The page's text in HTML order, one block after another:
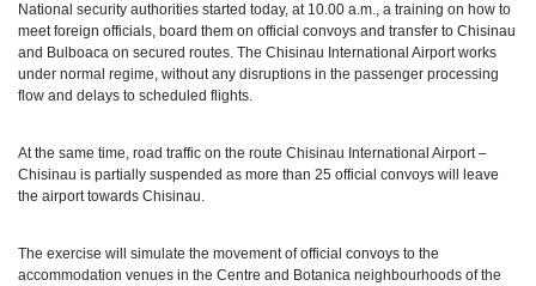
National security authorities started today, at 10.00 a.m., a training on how to
meet foreign officials, board them on official convoys and transfer to Chisinau
and Bulboaca on secured routes. The Chisinau International Airport works
under normal regime, without any disruptions in the passenger processing
flow and delays to scheduled flights.
At the same time, road traffic on the route Chisinau International Airport –
Chisinau is partially suspended as more than 25 official convoys will leave
the airport towards Chisinau.
The exercise will simulate the movement of official convoys to the
accommodation venues in the Centre and Botanica neighbourhoods of the